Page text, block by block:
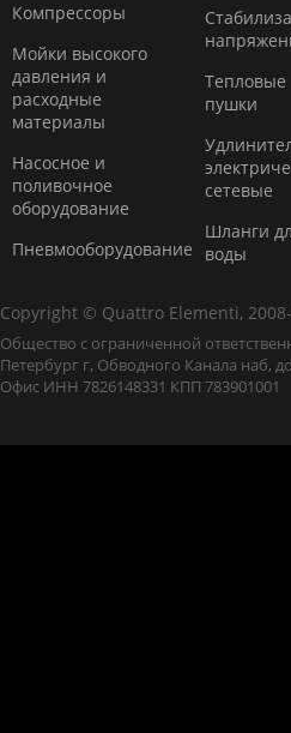
Компресcоры
Мойки высокого
давления и
расходные
материалы
Насосное и
поливочное
оборудование
Пневмооборудование
Тепловые
пушки
сетевые
Шланги
воды
Copyright © Quattro Elementi,
Общество с ограниченной
Петербург г, Обводного Канала наб,
Офис ИНН 7826148331 КПП 783901001